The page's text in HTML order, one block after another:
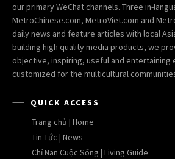
our primary WeChat channels. Three in-
MetroChinese.com, MetroViet.com and
daily news and feature articles with local
building high quality media products, we
objective, inspiring, useful and entertaining
customized for the multicultural
QUICK ACCESS
Trang chủ | Home
Tin Tức | News
Chỉ Nan Cuộc Sống | Living Guide